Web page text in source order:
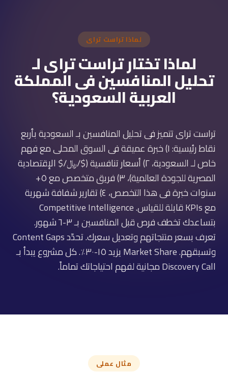
لماذا تراست تراى
لماذا تختار تراست تراى لـ
تحليل المنافسين فى المملكة
العربية السعودية؟
تراست تراى تتميز فى تحليل المنافسين بـ السعودية بأربع
نقاط رئيسية: ١) خبرة عميقة فى السوق المحلى مع فهم
خاص لـ السعودية، ٢) أسعار تنافسية ($/﷼/$ الإقتصادية
المصرية للجودة العالمية)، ٣) فريق متخصص مع ٥+
سنوات خبرة فى هذا التخصص، ٤) تقارير شفافة شهرية
مع KPIs قابلة للقياس. Competitive Intelligence
بتساعدك تخطف فرص قبل المنافسين بـ ٣-٦ شهور.
تعرف بسعر منتجاتهم وتعديل سعرك. تحدّد Content Gaps
وتسبقهم. Market Share يزيد ١٥-٣٠٪. كل مشروع يبدأ بـ
Discovery Call مجانية لفهم احتياجاتك تماماً.
مثال عملى